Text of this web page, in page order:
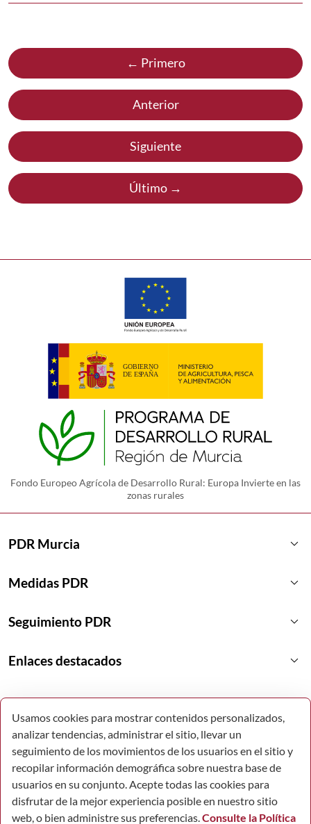
← Primero
Anterior
Siguiente
Último →
Fondo Europeo Agrícola de Desarrollo Rural: Europa Invierte en las
zonas rurales
PDR Murcia keyboard_arrow_down
Medidas PDR keyboard_arrow_down
Seguimiento PDR keyboard_arrow_down
Enlaces destacados keyboard_arrow_down
Usamos cookies para mostrar contenidos personalizados,
analizar tendencias, administrar el sitio, llevar un
seguimiento de los movimientos de los usuarios en el sitio y
recopilar información demográfica sobre nuestra base de
usuarios en su conjunto. Acepte todas las cookies para
disfrutar de la mejor experiencia posible en nuestro sitio
web, o bien administre sus preferencias.Consulte la Política